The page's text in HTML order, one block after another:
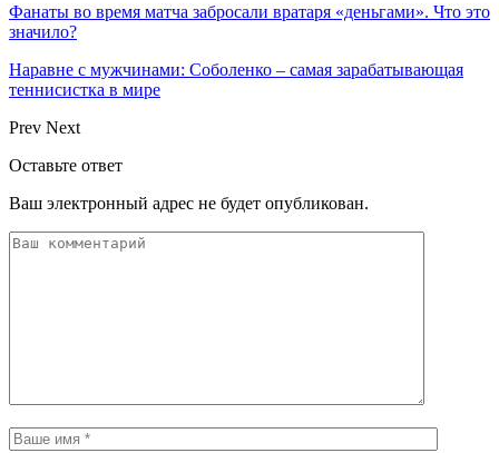
Фанаты во время матча забросали вратаря «деньгами». Что это
значило?
Наравне с мужчинами: Соболенко – самая зарабатывающая
теннисистка в мире
Prev Next
Оставьте ответ
Ваш электронный адрес не будет опубликован.